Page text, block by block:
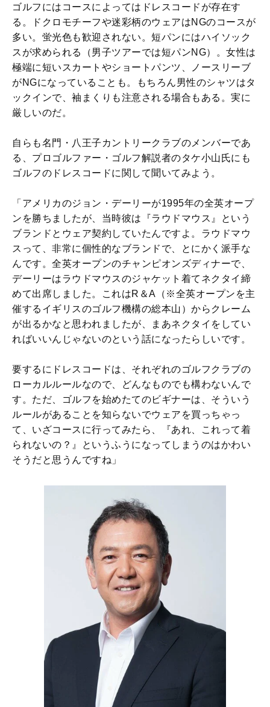
ゴルフにはコースによってはドレスコードが存在す
る。ドクロモチーフや迷彩柄のウェアはNGのコースが
多い。蛍光色も歓迎されない。短パンにはハイソック
スが求められる（男子ツアーでは短パンNG）。女性は
極端に短いスカートやショートパンツ、ノースリーブ
がNGになっていることも。もちろん男性のシャツはタ
ックインで、袖まくりも注意される場合もある。実に
厳しいのだ。
自らも名門・八王子カントリークラブのメンバーであ
る、プロゴルファー・ゴルフ解説者のタケ小山氏にも
ゴルフのドレスコードに関して聞いてみよう。
「アメリカのジョン・デーリーが1995年の全英オープ
ンを勝ちましたが、当時彼は『ラウドマウス』という
ブランドとウェア契約していたんですよ。ラウドマウ
スって、非常に個性的なブランドで、とにかく派手な
んです。全英オープンのチャンピオンズディナーで、
デーリーはラウドマウスのジャケット着てネクタイ締
めて出席しました。これはR＆A（※全英オープンを主
催するイギリスのゴルフ機構の総本山）からクレーム
が出るかなと思われましたが、まあネクタイをしてい
ればいいんじゃないのという話になったらしいです。
要するにドレスコードは、それぞれのゴルフクラブの
ローカルルールなので、どんなものでも構わないんで
す。ただ、ゴルフを始めたてのビギナーは、そういう
ルールがあることを知らないでウェアを買っちゃっ
て、いざコースに行ってみたら、『あれ、これって着
られないの？』というふうになってしまうのはかわい
そうだと思うんですね」